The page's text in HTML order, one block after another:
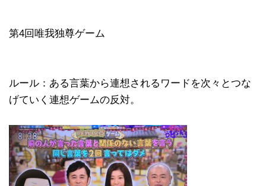
第4回唯我独尊ゲーム
ルール：ある言葉から連想されるワードを次々とつな
げていく連想ゲームの反対。